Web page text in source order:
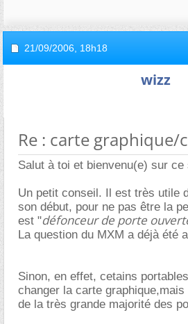
21/09/2006, 18h18
wizz
Re : carte graphique/
Salut à toi et bienvenu(e) sur ce
Un petit conseil. Il est très utile
son début, pour ne pas être la
est "défonceur de porte
La question du MXM a déjà été
Sinon, en effet, cetains
changer la carte
de la très grande majorité des